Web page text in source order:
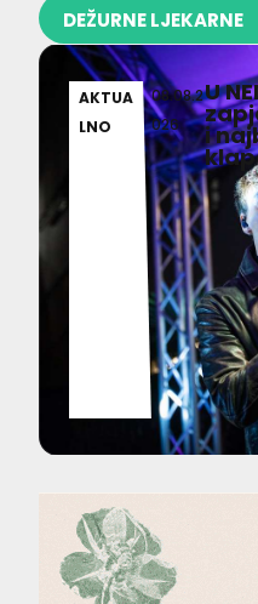
DEŽURNE LJEKARNE
AKTUA
LNO
08.08.2
026
U
i